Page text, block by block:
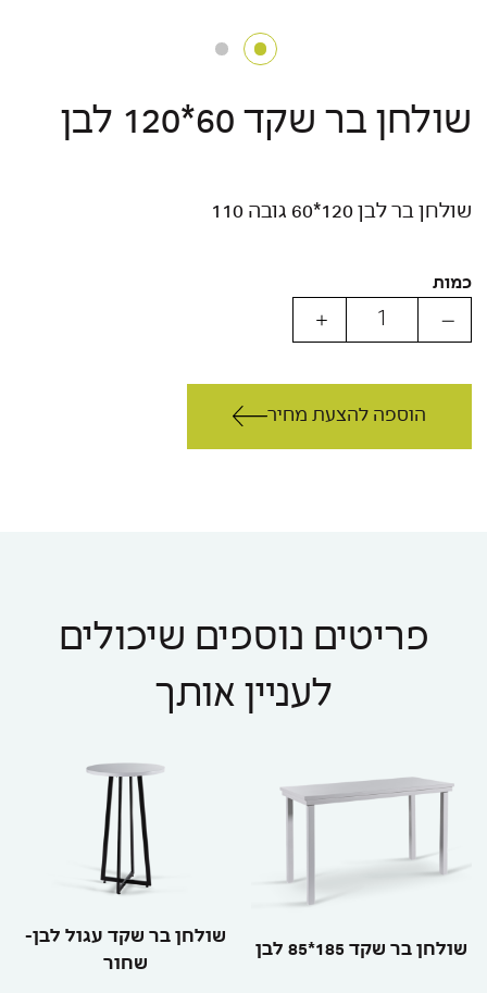
שולחן בר שקד 60*120 לבן
שולחן בר לבן 120*60 גובה 110
כמות
הוספה להצעת מחיר
פריטים נוספים שיכולים
לעניין אותך
שולחן בר שקד 185*85 לבן
שולחן בר שקד עגול לבן-
שחור